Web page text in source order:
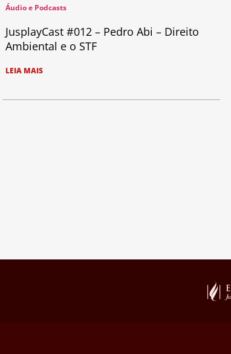
Áudio e Podcasts
JusplayCast #012 – Pedro Abi – Direito
Ambiental e o STF
LEIA MAIS